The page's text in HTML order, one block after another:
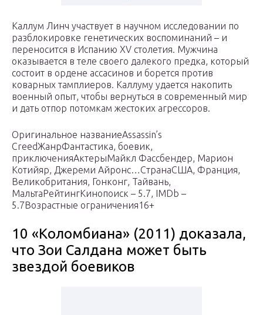
Каллум Линч участвует в научном исследовании по
разблокировке генетических воспоминаний – и
переносится в Испанию XV столетия. Мужчина
оказывается в теле своего далекого предка, который
состоит в ордене ассасинов и борется против
коварных тамплиеров. Каллуму удается накопить
военный опыт, чтобы вернуться в современный мир
и дать отпор потомкам жестоких агрессоров.
Оригинальное названиеAssassin’s
CreedЖанрФантастика, боевик,
приключенияАктерыМайкл Фассбендер, Марион
Котийяр, Джереми Айронс…СтранаСША, Франция,
Великобритания, Гонконг, Тайвань,
МальтаРейтингКинопоиск – 5.7, IMDb –
5.7Возрастные ограничения16+
10 «Коломбиана» (2011) доказала,
что Зои Салдана может быть
звездой боевиков